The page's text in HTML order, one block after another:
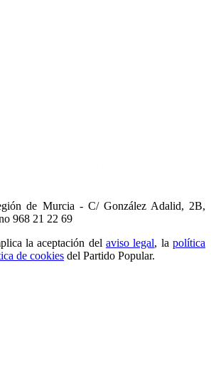
de Murcia - C/ González Adalid, 2B,
968 21 22 69
la aceptación del aviso legal, lapolítica
de cookies del Partido Popular.